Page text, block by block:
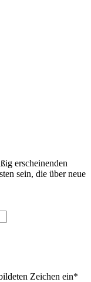
erscheinenden
sein, die über neue
Zeichen ein*